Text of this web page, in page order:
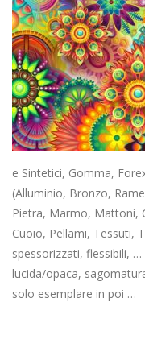
e Sintetici, Gomma,
(Alluminio, Bronzo,
Pietra, Marmo, Mattoni,
Cuoio, Pellami, Tessuti,
spessorizzati, flessibili,
lucida/opaca,
solo esemplare in poi …